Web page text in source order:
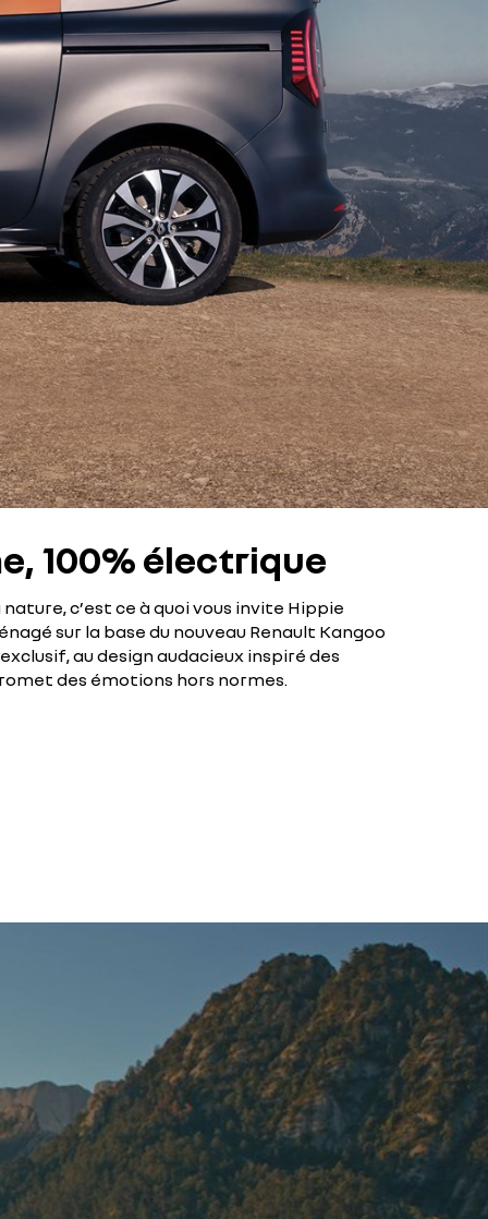
100% électrique
c’est ce à quoi vous invite Hippie
sur la base du nouveau Renault Kangoo
au design audacieux inspiré des
des émotions hors normes.